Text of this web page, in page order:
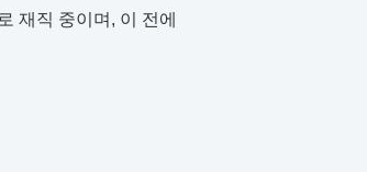
재직 중이며, 이 전에